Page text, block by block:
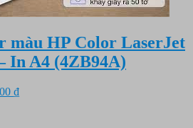
màu HP Color LaserJet
In A4 (4ZB94A)
₫Giá